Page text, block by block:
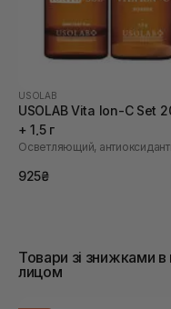
USOLAB
USOLAB Vita Ion-C Set
+ 1,5 г
925₴
Товари зі знижками
лицом